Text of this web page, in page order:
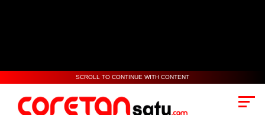
SCROLL TO CONTINUE WITH CONTENT